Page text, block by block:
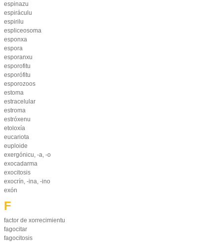
espinazu
espiráculu
espirilu
espliceosoma
esponxa
espora
esporanxu
esporofitu
esporófitu
esporozoos
estoma
estracelular
estroma
estróxenu
etoloxía
eucariota
euploide
exergónicu, -a, -o
exocadarma
exocitosis
exocrín, -ina, -ino
exón
F
factor de xorrecimientu
fagocitar
fagocitosis